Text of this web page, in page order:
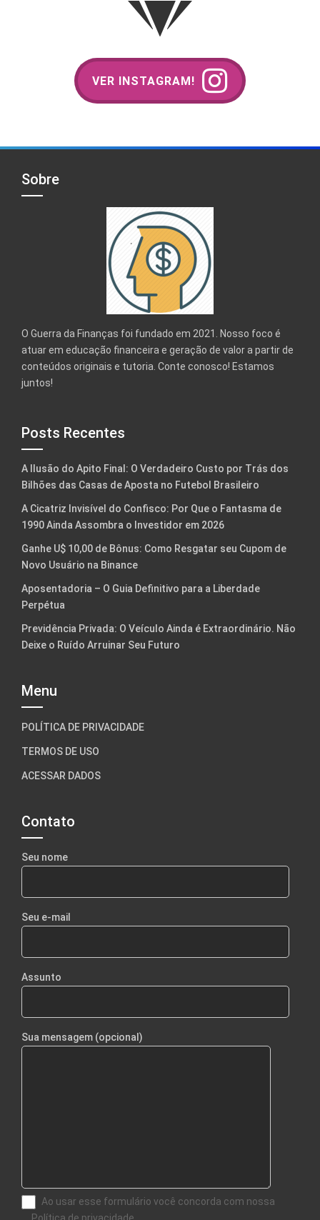
VER INSTAGRAM!
Sobre
O Guerra da Finanças foi fundado em 2021. Nosso foco é
atuar em educação financeira e geração de valor a partir de
conteúdos originais e tutoria. Conte conosco! Estamos
juntos!
Posts Recentes
A Ilusão do Apito Final: O Verdadeiro Custo por Trás dos
Bilhões das Casas de Aposta no Futebol Brasileiro
A Cicatriz Invisível do Confisco: Por Que o Fantasma de
1990 Ainda Assombra o Investidor em 2026
Ganhe U$ 10,00 de Bônus: Como Resgatar seu Cupom de
Novo Usuário na Binance
Aposentadoria – O Guia Definitivo para a Liberdade
Perpétua
Previdência Privada: O Veículo Ainda é Extraordinário. Não
Deixe o Ruído Arruinar Seu Futuro
Menu
POLÍTICA DE PRIVACIDADE
TERMOS DE USO
ACESSAR DADOS
Contato
Seu nome
Seu e-mail
Assunto
Sua mensagem (opcional)
Ao usar esse formulário você concorda com nossa
Política de privacidade.